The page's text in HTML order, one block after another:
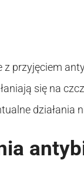
przyjęciem
się na
działania